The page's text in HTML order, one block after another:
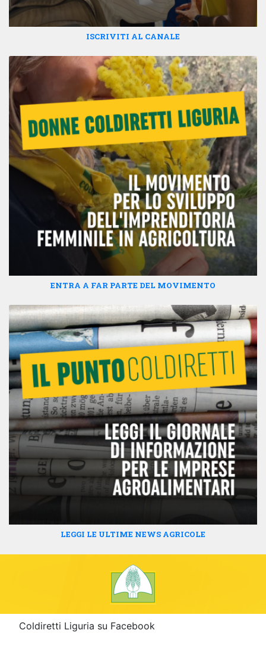
ISCRIVITI AL CANALE
ENTRA A FAR PARTE DEL MOVIMENTO
LEGGI LE ULTIME NEWS AGRICOLE
Coldiretti Liguria su Facebook